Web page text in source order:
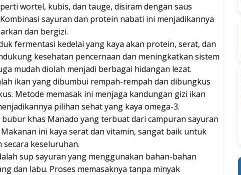
wortel, kubis, dan tauge, disiram dengan saus
sayuran dan protein nabati ini menjadikannya
dan bergizi.
fermentasi kedelai yang kaya akan protein, serat, dan
kesehatan pencernaan dan meningkatkan sistem
mudah diolah menjadi berbagai hidangan lezat.
ikan yang dibumbui rempah-rempah dan dibungkus
Metode memasak ini menjaga kandungan gizi ikan
pilihan sehat yang kaya omega-3.
khas Manado yang terbuat dari campuran sayuran
ini kaya serat dan vitamin, sangat baik untuk
secara keseluruhan.
sup sayuran yang menggunakan bahan-bahan
dan labu. Proses memasaknya tanpa minyak